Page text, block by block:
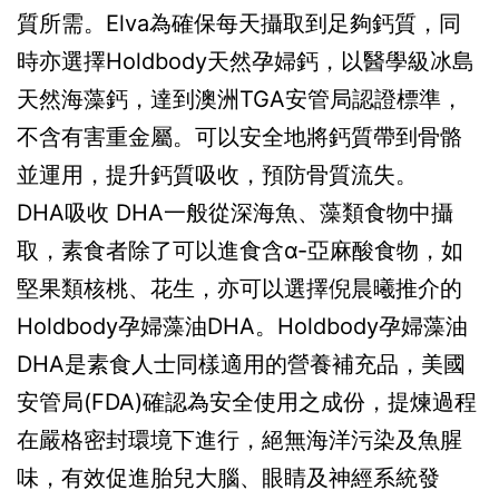
質所需。Elva為確保每天攝取到足夠鈣質，同
時亦選擇Holdbody天然孕婦鈣，以醫學級冰島
天然海藻鈣，達到澳洲TGA安管局認證標準，
不含有害重金屬。可以安全地將鈣質帶到骨骼
並運用，提升鈣質吸收，預防骨質流失。
DHA吸收 DHA一般從深海魚、藻類食物中攝
取，素食者除了可以進食含α-亞麻酸食物，如
堅果類核桃、花生，亦可以選擇倪晨曦推介的
Holdbody孕婦藻油DHA。Holdbody孕婦藻油
DHA是素食人士同樣適用的營養補充品，美國
安管局(FDA)確認為安全使用之成份，提煉過程
在嚴格密封環境下進行，絕無海洋污染及魚腥
味，有效促進胎兒大腦、眼睛及神經系統發